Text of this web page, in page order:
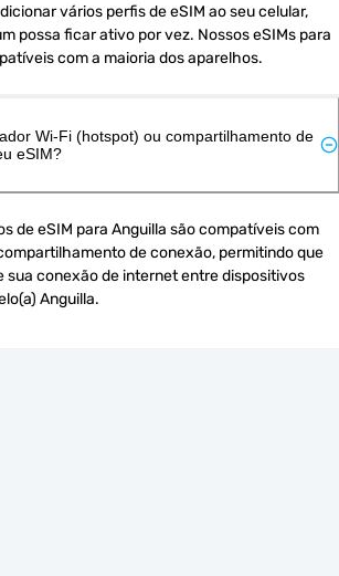
vários perfis de eSIM ao seu celular,
possa ficar ativo por vez. Nossos eSIMs para
com a maioria dos aparelhos.
Wi-Fi (hotspot) ou compartilhamento de
eSIM?
de eSIM para Anguilla são compatíveis com
de conexão, permitindo que
sua conexão de internet entre dispositivos
Anguilla.